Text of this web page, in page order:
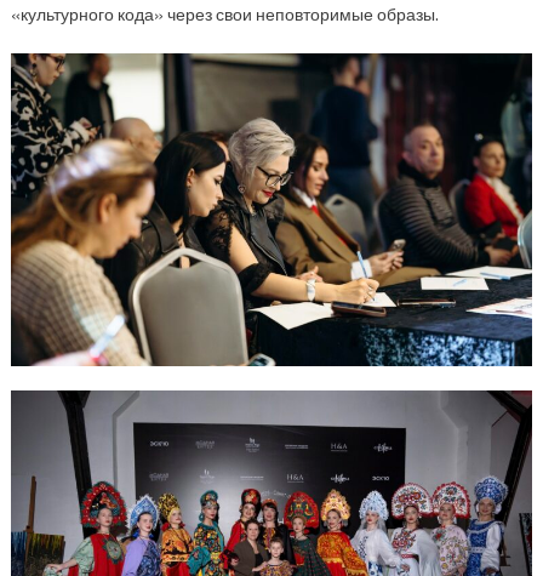
«культурного кода» через свои неповторимые образы.